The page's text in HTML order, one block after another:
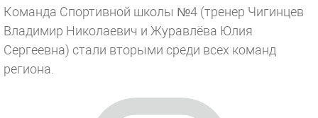
Команда Спортивной школы №4 (тренер Чигинцев
Владимир Николаевич и Журавлёва Юлия
Сергеевна) стали вторыми среди всех команд
региона.